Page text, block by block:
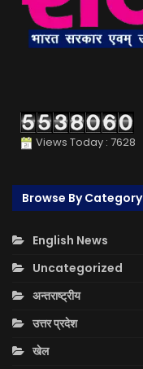
Views Today : 7628
Browse By Category
English News
Uncategorized
अन्तराष्ट्रीय
उत्तर प्रदेश
खेल